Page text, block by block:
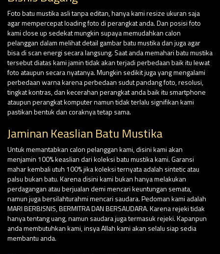
Foto batu mustika asli tanpa editan, hanya kami resize ukuran saja
agar mempercepat loading foto di perangkat anda. Dan posisi foto
kami close up sedekat mungkin supaya memudahkan calon
pelanggan dalam melihat detail gambar batu mustika dan juga agar
bisa di scan energi secara langsung. Saat anda memahari batu mustika
tersebut diatas kami jamin tidak akan terjadi perbedaan baik itu lewat
foto ataupun secara nyatanya. Mungkin sedikit juga yang mengalami
perbedaan warna karena perbedaan sudut pandang foto, resolusi,
tingkat kontras, dan kecerahan perangkat anda baik itu smartphone
ataupun perangkat komputer namun tidak terlalu signifikan kami
pastikan bentuk dan coraknya tetap sama.
Jaminan Keaslian Batu Mustika
Untuk memantabkan calon pelanggan kami, disini kami akan
menjamin 100% keaslian dari koleksi batu mustika kami. Garansi
mahar kembali utuh 100% jika koleksi ternyata adalah sintetic atau
palsu bukan batu. Karena disini kami bukan hanya melakukan
perdagangan atau berjualan demi mencari keuntungan semata,
namun juga bersilahturahmi mencari saudara. Pedoman kami adalah
MARI BERBISNIS, BERMITRA DAN BERSAUDARA. Karena rejeki tidak
hanya tentang uang, namun saudara juga termasuk rejeki. Kapanpun
anda membutuhkan kami, insya Allah kami akan selalu siap sedia
membantu anda.